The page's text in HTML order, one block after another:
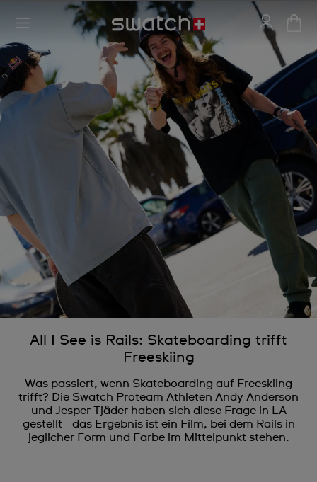
All I See is Rails: Skateboarding trifft
Freeskiing
Was passiert, wenn Skateboarding auf Freeskiing
trifft? Die Swatch Proteam Athleten Andy Anderson
und Jesper Tjäder haben sich diese Frage in LA
gestellt - das Ergebnis ist ein Film, bei dem Rails in
jeglicher Form und Farbe im Mittelpunkt stehen.